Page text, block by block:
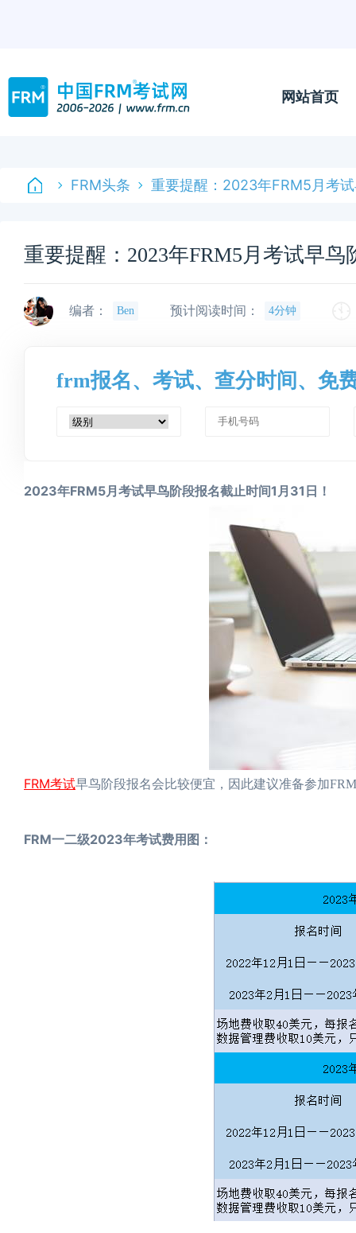
网站首页
FRM头条 重要提醒：2023年FRM5月考
重要提醒：2023年FRM5月考试早
编者： Ben 预计阅读时间： 4分钟
frm报名、考试、查分时间、免
2023年FRM5月考试早鸟阶段报名截止时间1月31日！
FRM考试早鸟阶段报名会比较便宜，因此建议准备参加
FRM一二级2023年考试费用图：